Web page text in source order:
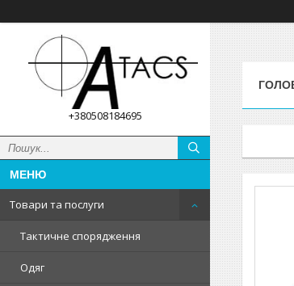
+380508184695
Товари та послуги
Тактичне спорядження
Одяг